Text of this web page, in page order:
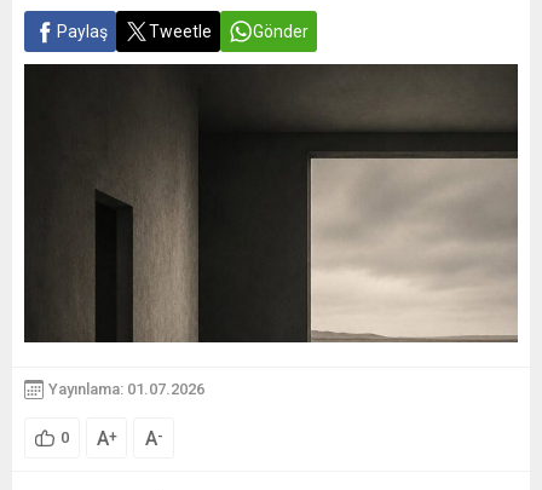
Paylaş Tweetle Gönder
Yayınlama: 01.07.2026
0 A+ A-